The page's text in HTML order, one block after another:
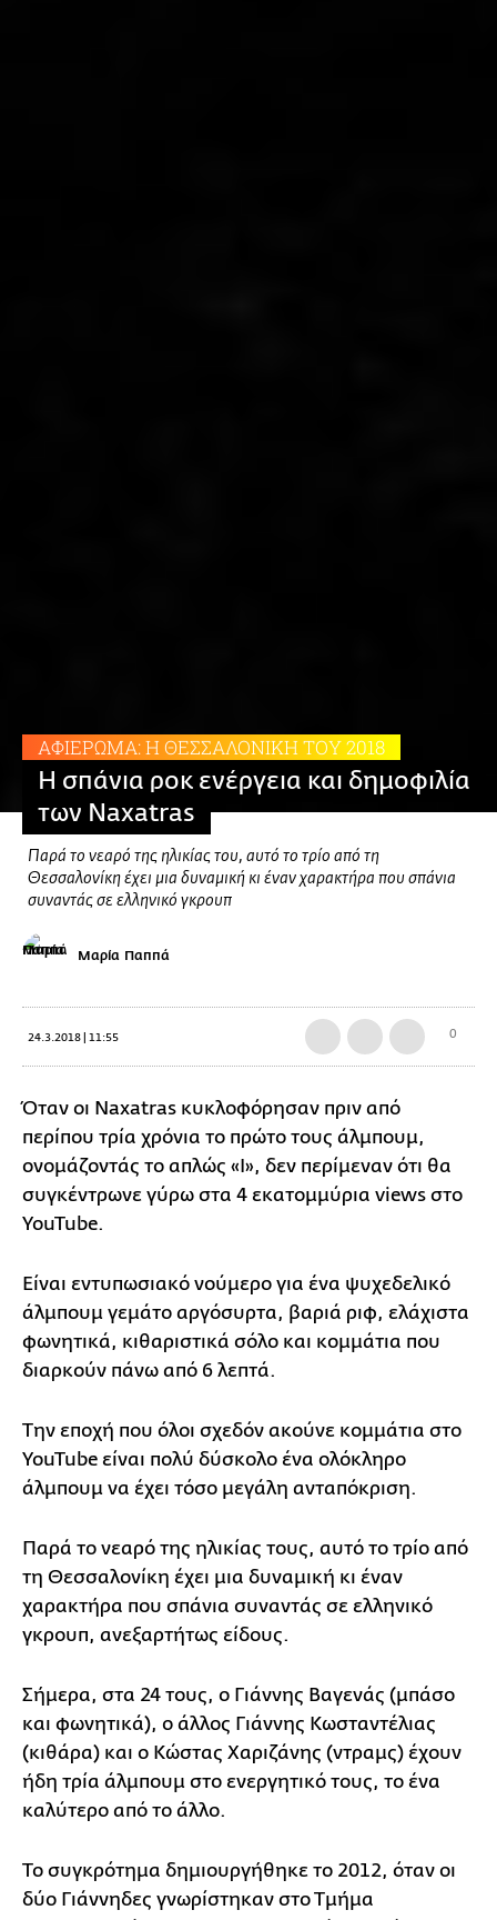
ΑΦΙΕΡΩΜΑ: H ΘΕΣΣΑΛΟΝΙΚΗ TOY 2018
Η σπάνια ροκ ενέργεια και δημοφιλία
των Naxatras
Παρά το νεαρό της ηλικίας του, αυτό το τρίο από τη
Θεσσαλονίκη έχει μια δυναμική κι έναν χαρακτήρα που σπάνια
συναντάς σε ελληνικό γκρουπ
Μαρία Παππά
24.3.2018 | 11:55 0
Όταν οι Naxatras κυκλοφόρησαν πριν από
περίπου τρία χρόνια το πρώτο τους άλμπουμ,
ονομάζοντάς το απλώς «Ι», δεν περίμεναν ότι θα
συγκέντρωνε γύρω στα 4 εκατομμύρια views στο
YouTube.
Είναι εντυπωσιακό νούμερο για ένα ψυχεδελικό
άλμπουμ γεμάτο αργόσυρτα, βαριά ριφ, ελάχιστα
φωνητικά, κιθαριστικά σόλο και κομμάτια που
διαρκούν πάνω από 6 λεπτά.
Την εποχή που όλοι σχεδόν ακούνε κομμάτια στο
YouTube είναι πολύ δύσκολο ένα ολόκληρο
άλμπουμ να έχει τόσο μεγάλη ανταπόκριση.
Παρά το νεαρό της ηλικίας τους, αυτό το τρίο από
τη Θεσσαλονίκη έχει μια δυναμική κι έναν
χαρακτήρα που σπάνια συναντάς σε ελληνικό
γκρουπ, ανεξαρτήτως είδους.
Σήμερα, στα 24 τους, ο Γιάννης Βαγενάς (μπάσο
και φωνητικά), ο άλλος Γιάννης Κωσταντέλιας
(κιθάρα) και ο Κώστας Χαριζάνης (ντραμς) έχουν
ήδη τρία άλμπουμ στο ενεργητικό τους, το ένα
καλύτερο από το άλλο.
Το συγκρότημα δημιουργήθηκε το 2012, όταν οι
δύο Γιάννηδες γνωρίστηκαν στο Τμήμα